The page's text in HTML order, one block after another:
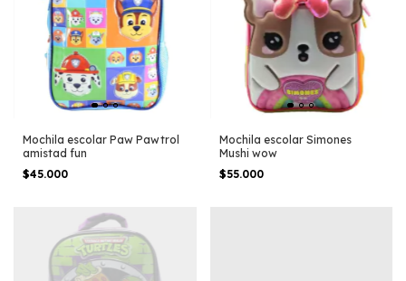
Mochila escolar Paw Pawtrol
amistad fun
$45.000
Mochila escolar Simones
Mushi wow
$55.000